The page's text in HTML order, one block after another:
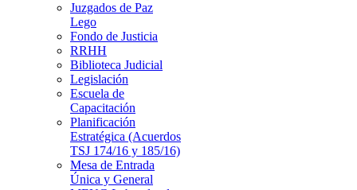
Juzgados de Paz
Lego
Fondo de Justicia
RRHH
Biblioteca Judicial
Legislación
Escuela de
Capacitación
Planificación
Estratégica (Acuerdos
TSJ 174/16 y 185/16)
Mesa de Entrada
Única y General